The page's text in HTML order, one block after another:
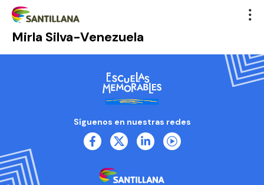
Mirla Silva-Venezuela
Síguenos en nuestras redes